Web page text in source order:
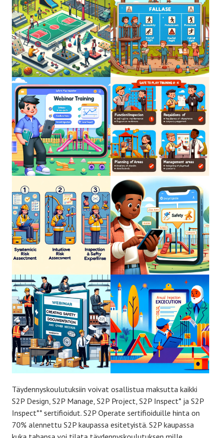
Täydennyskoulutuksiin voivat osallistua maksutta kaikki
S2P Design, S2P Manage, S2P Project, S2P Inspect* ja S2P
Inspect** sertifioidut. S2P Operate sertifioiduille hinta on
70% alennettu S2P kaupassa esitetyistä. S2P kaupassa